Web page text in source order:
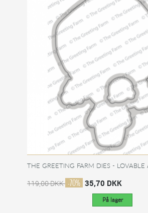
THE GREETING FARM DIES - LOVABLE
119,00 DKK -70% 35,70 DKK
På lager